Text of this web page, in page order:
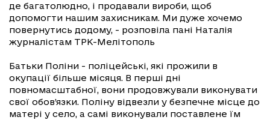
де багатолюдно, і продавали вироби, щоб
допомогти нашим захисникам. Ми дуже хочемо
повернутись додому, - розповіла пані Наталія
журналістам ТРК-Мелітополь
Батьки Поліни - поліцейські, які прожили в
окупації більше місяця. В перші дні
повномасштабної, вони продовжували виконувати
свої обов’язки. Поліну відвезли у безпечне місце до
матері у село, а самі виконували поставлене їм